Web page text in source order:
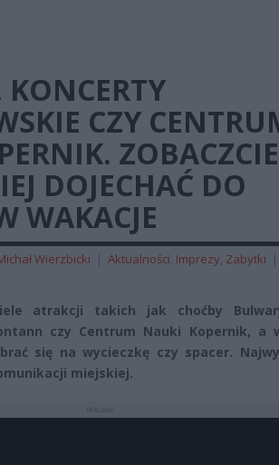
CZY
DOJECHAĆ DO
WAKACJE
Wierzbicki | Aktualności Imprezy Zabytki |
atrakcji takich jak choćby
czy Centrum Nauki Kopernik, a
się na wycieczkę czy spacer.
miejskiej.